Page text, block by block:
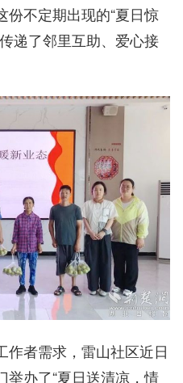
份不定期出现的“夏日惊
递了邻里互助、爱心接
作者需求，雷山社区近日
办了“夏日送清凉，情